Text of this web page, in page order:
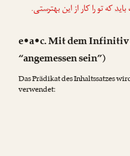
بایدکه تو را کار از این بهترستی.
e•a•c. Mit dem
“angemessen sein”)
Das Prädikat des Inhaltssatzes
verwendet: